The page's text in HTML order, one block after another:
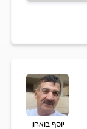
יוסף בוארון